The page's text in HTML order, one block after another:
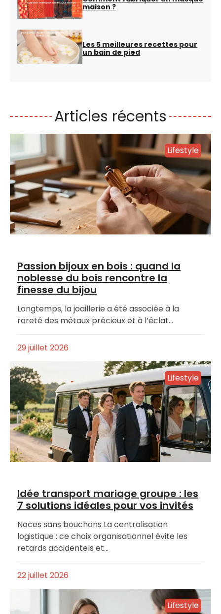
maison ?
Les 5 meilleures recettes pour
un bain de pied
Articles récents
Lifestyle
Passion bijoux en bois : quand la
noblesse du bois rencontre la
finesse du bijou
Longtemps, la joaillerie a été associée à la
rareté des métaux précieux et à l’éclat…
29 juillet 2026
Lifestyle
Idée transport mariage groupe : les
7 solutions idéales pour vos invités
Noces sans bouchons La centralisation
logistique : ce choix organisationnel évite les
retards accidentels et…
22 juillet 2026
Lifestyle